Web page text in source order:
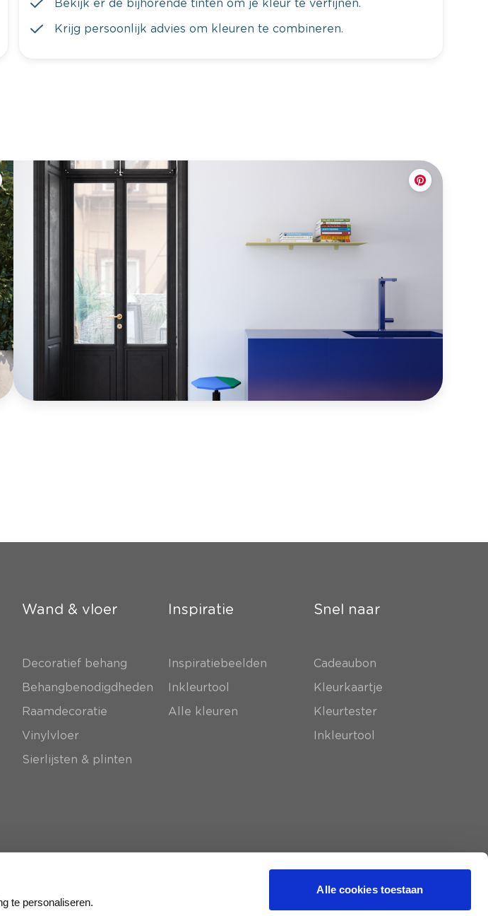
te personaliseren.
Alle cookies toestaan
Bekijk er de bijhorende tinten om je kleur te verfijnen.
Krijg persoonlijk advies om kleuren te combineren.
Wand & vloer
Decoratief behang
Behangbenodigdheden
Raamdecoratie
Vinylvloer
Sierlijsten & plinten
Inspiratie
Inspiratiebeelden
Inkleurtool
Alle kleuren
Snel naar
Cadeaubon
Kleurkaartje
Kleurtester
Inkleurtool